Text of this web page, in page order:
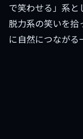
で笑わせる」系と
脱力系の笑いを拾
に自然につながる